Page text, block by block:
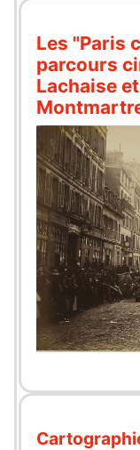
Les "Paris
parcours
Lachaise